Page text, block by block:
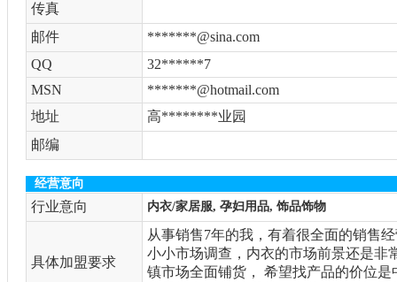
传真
邮件
*******@sina.com
QQ
32******7
MSN
*******@hotmail.com
地址
高********业园
邮编
经营意向
行业意向 内衣/家居服, 孕妇用品, 饰品饰物
具体加盟要求
从事销售7年的我，有着很全面的销售
小小市场调查，内衣的市场前景还是非
镇市场全面铺货， 希望找产品的价位